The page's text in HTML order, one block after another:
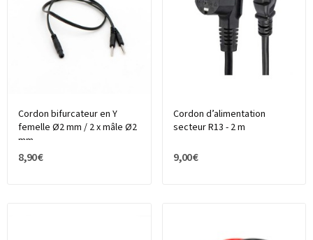
Cordon bifurcateur en Y
femelle Ø2 mm / 2 x mâle Ø2
mm
8,90 €
Cordon d’alimentation
secteur R13 - 2 m
9,00 €